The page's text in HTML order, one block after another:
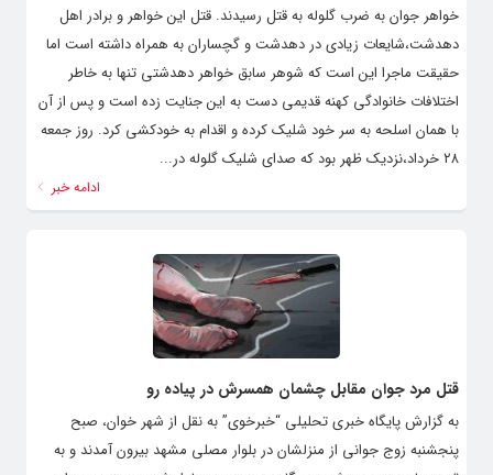
خواهر جوان به ضرب گلوله به قتل رسیدند. قتل این خواهر و برادر اهل
دهدشت،شایعات زیادی در دهدشت و گچساران به همراه داشته است اما
حقیقت ماجرا این است که شوهر سابق خواهر دهدشتی تنها به خاطر
اختلافات خانوادگی کهنه قدیمی دست به این جنایت زده است و پس از آن
با همان اسلحه به سر خود شلیک کرده و اقدام به خودکشی کرد. روز جمعه
۲۸ خرداد،نزدیک ظهر بود که صدای شلیک گلوله در...
ادامه خبر
قتل مرد جوان مقابل چشمان همسرش در پیاده رو
به گزارش پایگاه خبری تحلیلی “خبرخوی” به نقل از شهر خوان، صبح
پنجشنبه زوج جوانی از منزلشان در بلوار مصلی مشهد بیرون آمدند و به